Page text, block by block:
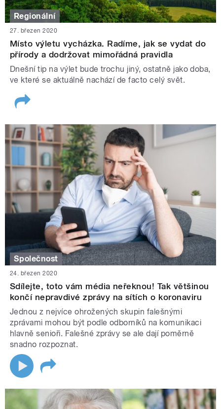
Regionální
27. březen 2020
Místo výletu vycházka. Radíme, jak se vydat do
přírody a dodržovat mimořádná pravidla
Dnešní tip na výlet bude trochu jiný, ostatně jako doba,
ve které se aktuálně nachází de facto celý svět.
Společnost
24. březen 2020
Sdílejte, toto vám média neřeknou! Tak většinou
končí nepravdivé zprávy na sítích o koronaviru
Jednou z nejvíce ohrožených skupin falešnými
zprávami mohou být podle odborníků na komunikaci
hlavně senioři. Falešné zprávy se ale dají poměrně
snadno rozpoznat.